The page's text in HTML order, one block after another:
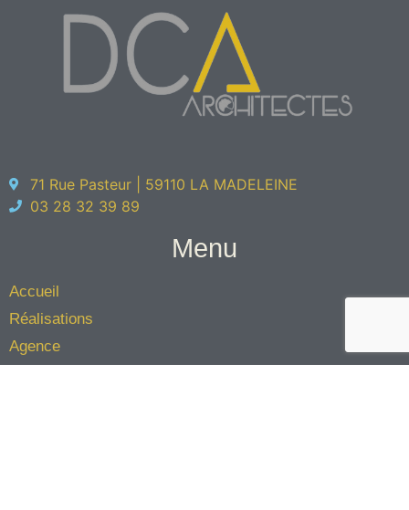
71 Rue Pasteur | 59110 LA MADELEINE
03 28 32 39 89
Menu
Accueil
Réalisations
Agence